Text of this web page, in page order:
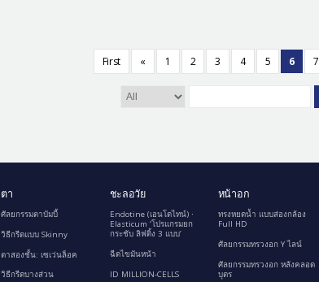
First « 1 2 3 4 5 6 7
ตา
ศัลยกรรมตาบัมบี้
วิธีกรีดแบบ Skinny
ตาสองชั้น: เซเว่นล็อค
วิธีกรีดบางส่วน
ชะลอวัย
Endotine (เอนโดไทน์) ∙
Elasticum ‘โปรแกรมยก
กระชับ ลิฟติ้ง 3 แบบ’
ฉีดไขมันหน้า
ID MILLION-CELLS
หน้าอก
ทรงหยดน้ำ แบบส่องกล้อง
Full HD
ศัลยกรรมทรวงอก Y ไลน์
ศัลยกรรมทรวงอก หลังคลอด
บุตร